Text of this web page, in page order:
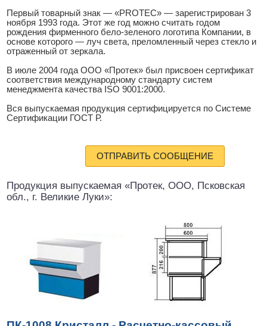
Первый товарный знак — «PROTEC» — зарегистрирован 3
ноября 1993 года. Этот же год можно считать годом
рождения фирменного бело-зеленого логотипа Компании, в
основе которого — луч света, преломленный через стекло и
отраженный от зеркала.
В июле 2004 года ООО «Протек» был присвоен сертификат
соответствия международному стандарту систем
менеджмента качества ISO 9001:2000.
Вся выпускаемая продукция сертифицируется по Системе
Сертификации ГОСТ Р.
ОТПРАВИТЬ СООБЩЕНИЕ
Продукция выпускаемая «Протек, ООО, Псковская
обл., г. Великие Луки»: